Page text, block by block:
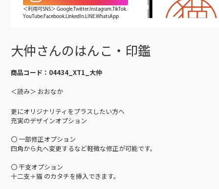
＜利用可SNS＞ Google.Twitter.Instagram.TikTok.
YouTube.Facebook.LinkedIn.LINE.WhatsApp
大仲さんのはんこ・印鑑
商品コード： 04434_XT1_大仲
＜読み＞ おおなか
更にオリジナリティをプラスしたい方へ
充実のデザインオプション
〇 一部修正オプション
四角から丸へ変更するなど軽微な修正が可能です。
〇 干支オプション
十二支＋猫 のカタチを挿入できます。